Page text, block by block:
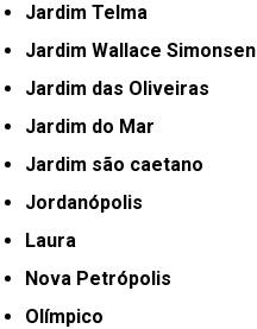
Jardim Telma
Jardim Wallace Simonsen
Jardim das Oliveiras
Jardim do Mar
Jardim são caetano
Jordanópolis
Laura
Nova Petrópolis
Olímpico